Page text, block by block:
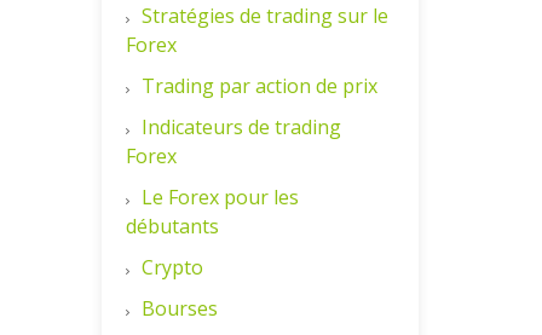
Stratégies de trading sur le
Forex
Trading par action de prix
Indicateurs de trading
Forex
Le Forex pour les
débutants
Crypto
Bourses